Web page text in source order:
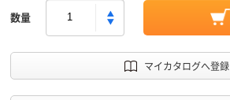
数量
マイカタログへ登録